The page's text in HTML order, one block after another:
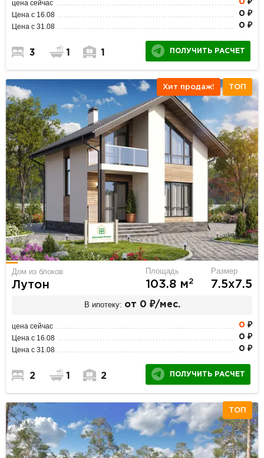
цена сейчас 0 ₽
Цена с 16.08 0 ₽
Цена с 31.08 0 ₽
3 1 1 ПОЛУЧИТЬ РАСЧЕТ
Хит продаж! ТОП
Дом из блоков
Лутон
Площадь
103.8 м2
Размер
7.5х7.5
В ипотеку: от 0 ₽/мес.
цена сейчас 0 ₽
Цена с 16.08 0 ₽
Цена с 31.08 0 ₽
2 1 2 ПОЛУЧИТЬ РАСЧЕТ
ТОП